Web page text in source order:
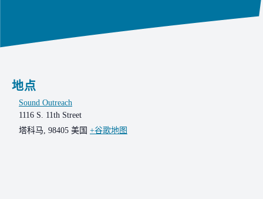
地点
Sound Outreach
1116 S. 11th Street
塔科马, 98405 美国 +谷歌地图